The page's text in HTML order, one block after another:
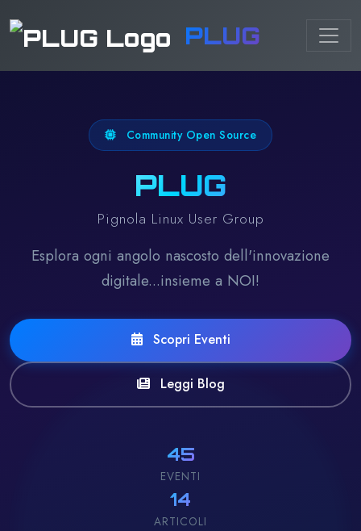
PLUG
Community Open Source
PLUG
Pignola Linux User Group
Esplora ogni angolo nascosto dell'innovazione
digitale...insieme a NOI!
Scopri Eventi
Leggi Blog
45
EVENTI
14
ARTICOLI